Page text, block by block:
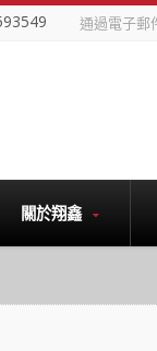
通過電子郵
關於翔鑫